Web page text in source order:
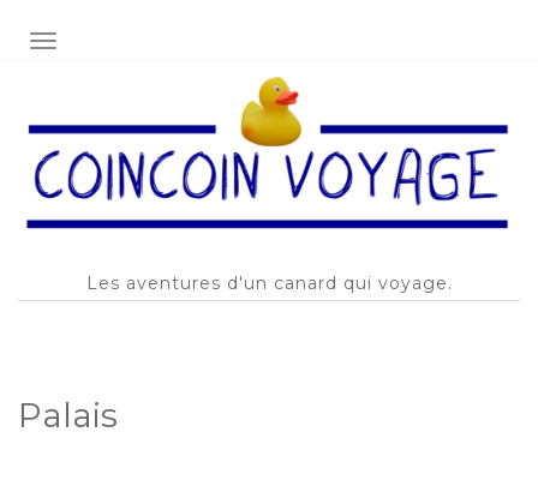
AFFICHER/MASQUER LA NAVIGATION
Les aventures d'un canard qui voyage.
Palais